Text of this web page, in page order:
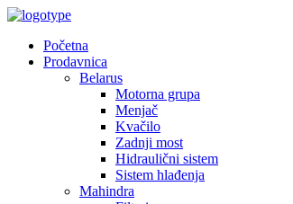
Početna
Prodavnica
Belarus
Motorna grupa
Menjač
Kvačilo
Zadnji most
Hidraulični sistem
Sistem hlađenja
Mahindra